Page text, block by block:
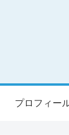
プロフィー